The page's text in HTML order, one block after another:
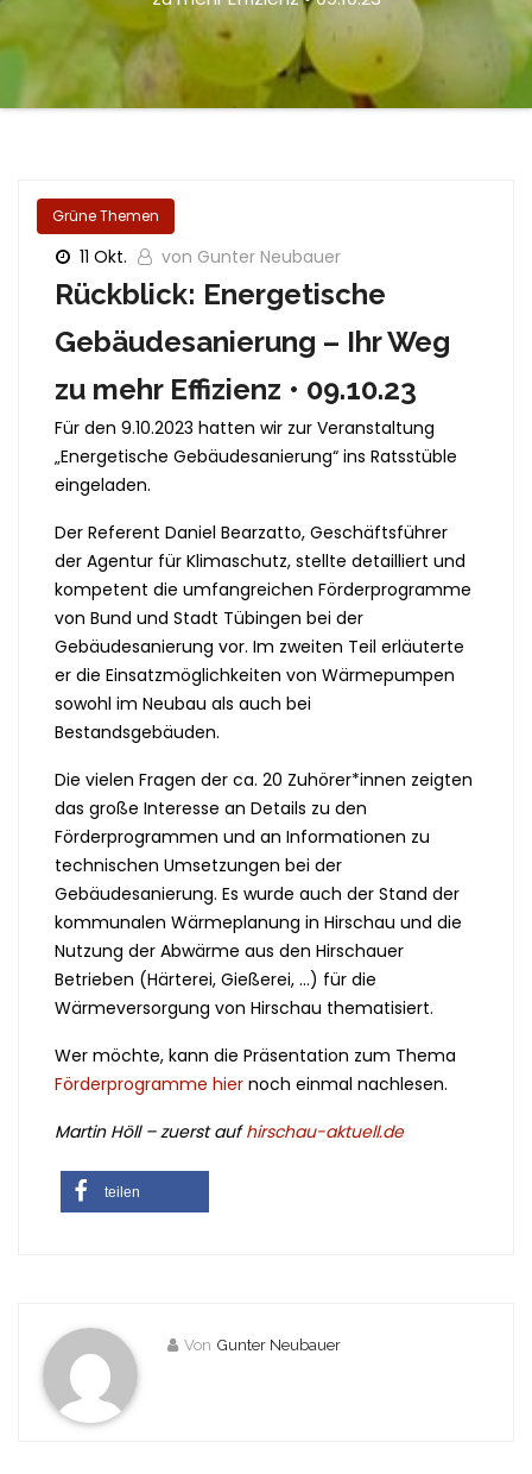
Grüne Themen
11 Okt. von Gunter Neubauer
Rückblick: Energetische
Gebäudesanierung – Ihr Weg
zu mehr Effizienz • 09.10.23
Für den 9.10.2023 hatten wir zur Veranstaltung
„Energetische Gebäudesanierung“ ins Ratsstüble
eingeladen.
Der Referent Daniel Bearzatto, Geschäftsführer
der Agentur für Klimaschutz, stellte detailliert und
kompetent die umfangreichen Förderprogramme
von Bund und Stadt Tübingen bei der
Gebäudesanierung vor. Im zweiten Teil erläuterte
er die Einsatzmöglichkeiten von Wärmepumpen
sowohl im Neubau als auch bei
Bestandsgebäuden.
Die vielen Fragen der ca. 20 Zuhörer*innen zeigten
das große Interesse an Details zu den
Förderprogrammen und an Informationen zu
technischen Umsetzungen bei der
Gebäudesanierung. Es wurde auch der Stand der
kommunalen Wärmeplanung in Hirschau und die
Nutzung der Abwärme aus den Hirschauer
Betrieben (Härterei, Gießerei, …) für die
Wärmeversorgung von Hirschau thematisiert.
Wer möchte, kann die Präsentation zum Thema
Förderprogramme hier noch einmal nachlesen.
Martin Höll – zuerst aufhirschau-aktuell.de
teilen
Von Gunter Neubauer